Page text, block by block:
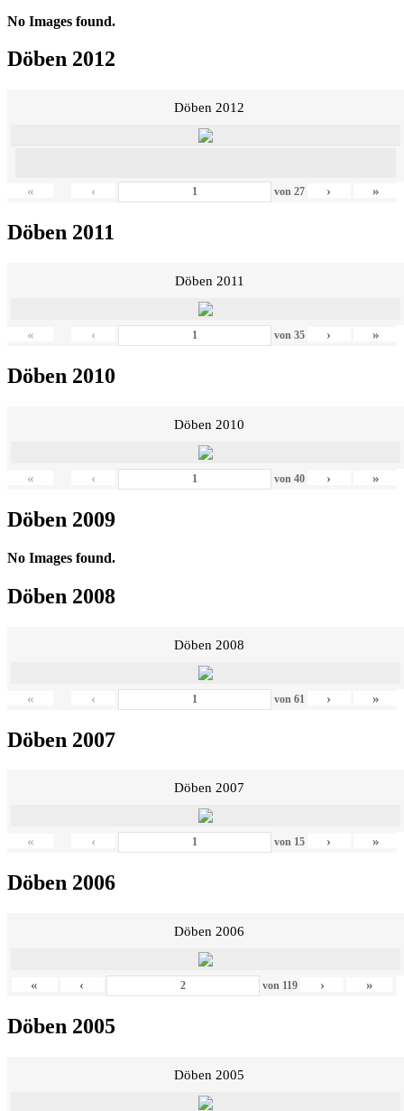
No Images found.
Döben 2012
Döben 2012
« ‹ von 27 › »
Döben 2011
Döben 2011
« ‹ von 35 › »
Döben 2010
Döben 2010
« ‹ von 40 › »
Döben 2009
No Images found.
Döben 2008
Döben 2008
« ‹ von 61 › »
Döben 2007
Döben 2007
« ‹ von 15 › »
Döben 2006
Döben 2006
« ‹ von 119 › »
Döben 2005
Döben 2005